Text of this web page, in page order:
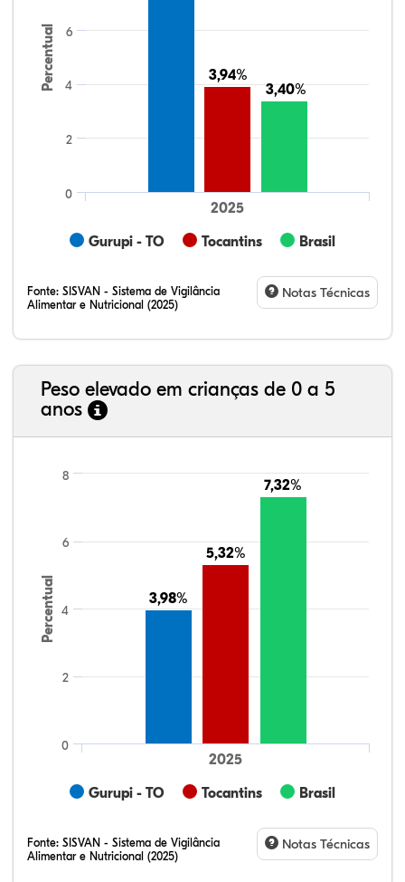
Percentual 3,94%
3,94%
3,40%
3,40%
Gurupi - TO Tocantins Brasil
2025
0
2
4
6
Fonte: SISVAN - Sistema de Vigilância
Alimentar e Nutricional (2025)
Notas Técnicas
Peso elevado em crianças de 0 a 5
anos
Percentual 3,98%
3,98%
5,32%
5,32%
7,32%
7,32%
Gurupi - TO Tocantins Brasil
2025
0
2
4
6
8
Fonte: SISVAN - Sistema de Vigilância
Alimentar e Nutricional (2025)
Notas Técnicas